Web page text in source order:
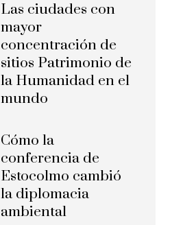
Las ciudades con
mayor
concentración de
sitios Patrimonio de
la Humanidad en el
mundo
Cómo la
conferencia de
Estocolmo cambió
la diplomacia
ambiental